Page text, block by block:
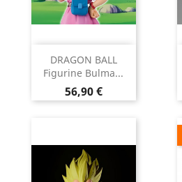
DRAGON BALL
Figurine Bulma...
Prix
56,90 €